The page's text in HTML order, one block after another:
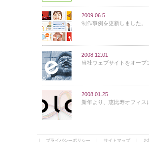
2009.06.5
制作事例を更新しました。
2008.12.01
当社ウェブサイトをオープ
2008.01.25
新年より、恵比寿オフィス
プライバシーポリシー サイトマップ